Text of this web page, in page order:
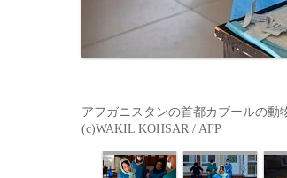
アフガニスタンの首都カブールの動
(c)WAKIL KOHSAR / AFP